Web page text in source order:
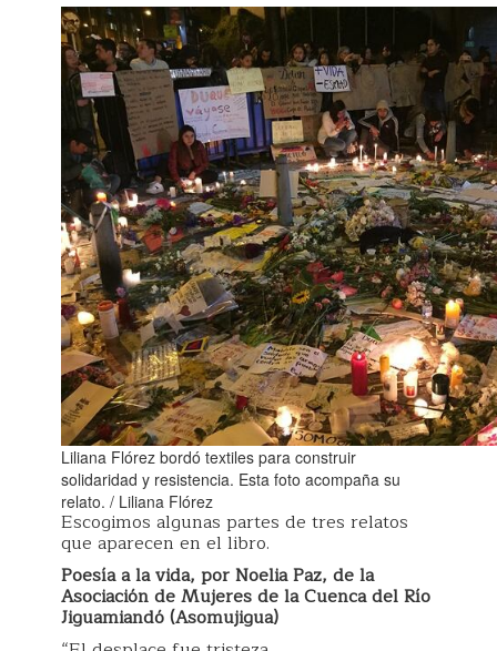
Liliana Flórez bordó textiles para construir
solidaridad y resistencia. Esta foto acompaña su
relato. / Liliana Flórez
Escogimos algunas partes de tres relatos
que aparecen en el libro.
Poesía a la vida, por Noelia Paz, de la
Asociación de Mujeres de la Cuenca del Río
Jiguamiandó (Asomujigua)